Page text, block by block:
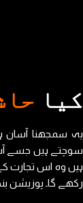
کیا
یہ سمجھنا آسان
سوچتے ہیں جسے آپ
ہیں وہ اس تجارت
رکھے گا۔ پوزیشن